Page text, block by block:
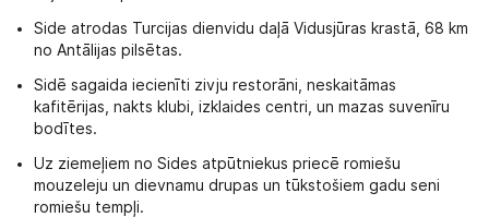
Side atrodas Turcijas dienvidu daļā Vidusjūras krastā, 68 km
no Antālijas pilsētas.
Sidē sagaida iecienīti zivju restorāni, neskaitāmas
kafitērijas, nakts klubi, izklaides centri, un mazas suvenīru
bodītes.
Uz ziemeļiem no Sides atpūtniekus priecē romiešu
mouzeleju un dievnamu drupas un tūkstošiem gadu seni
romiešu tempļi.